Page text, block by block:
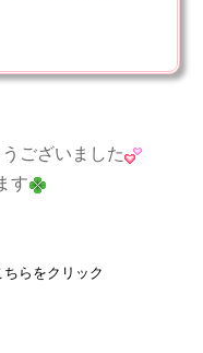
ございました
す
らをクリック